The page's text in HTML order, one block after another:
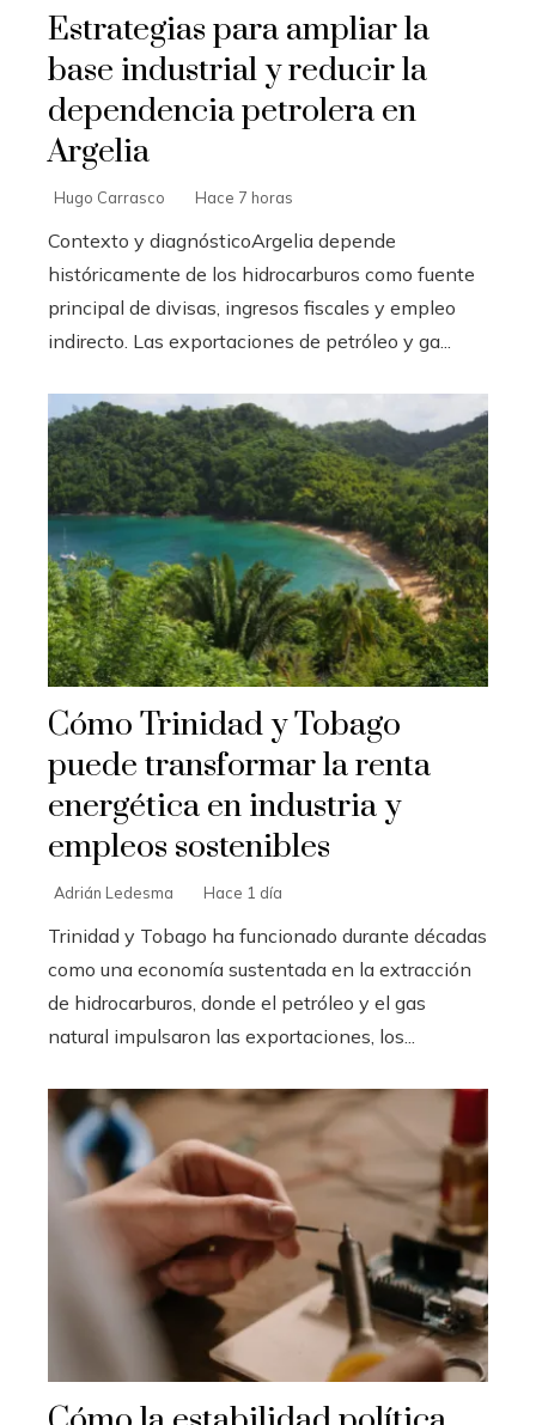
Estrategias para ampliar la
base industrial y reducir la
dependencia petrolera en
Argelia
Hugo Carrasco Hace 7 horas
Contexto y diagnósticoArgelia depende
históricamente de los hidrocarburos como fuente
principal de divisas, ingresos fiscales y empleo
indirecto. Las exportaciones de petróleo y ga...
Cómo Trinidad y Tobago
puede transformar la renta
energética en industria y
empleos sostenibles
Adrián Ledesma Hace 1 día
Trinidad y Tobago ha funcionado durante décadas
como una economía sustentada en la extracción
de hidrocarburos, donde el petróleo y el gas
natural impulsaron las exportaciones, los...